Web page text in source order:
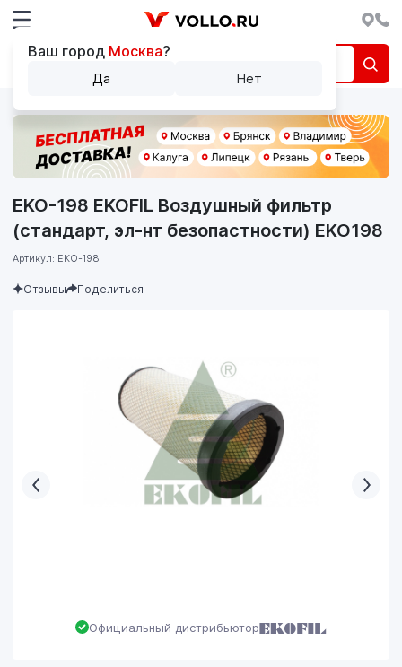
Официальный дистрибьютор
EKO-198 EKOFIL Воздушный фильтр
(стандарт, эл-нт безопастности) EKO198
Артикул: EKO-198
Отзывы Поделиться
Ваш город Москва?
Да Нет